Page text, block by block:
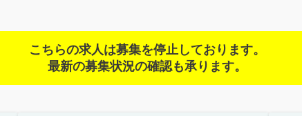
こちらの求人は募集を停止しております。
最新の募集状況の確認も承ります。